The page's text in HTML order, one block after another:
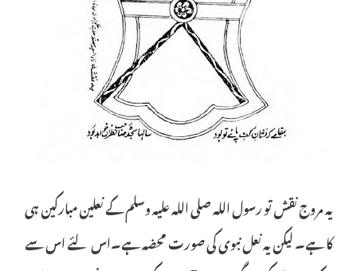
یہ مروج نقش تو رسول اللہ صلی اللہ علیہ وسلم کے نعلین مبارکین ہی
کا ہے۔ لیکن یہ نعل نبوی کی صورت محضہ ہے۔اس لئے اس سے